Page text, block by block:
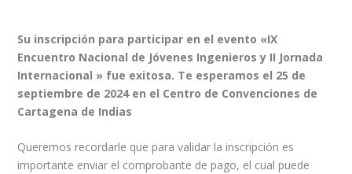
Su inscripción para participar en el evento «IX
Encuentro Nacional de Jóvenes Ingenieros y II Jornada
Internacional » fue exitosa. Te esperamos el 25 de
septiembre de 2024 en el Centro de Convenciones de
Cartagena de Indias
Queremos recordarle que para validar la inscripción es
importante enviar el comprobante de pago, el cual puede